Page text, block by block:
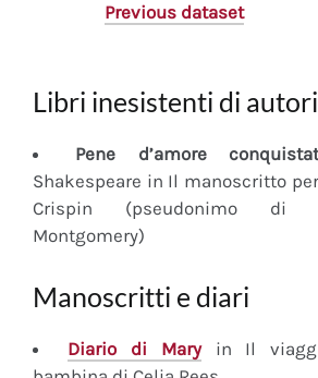
Previous dataset
Libri inesistenti di
Pene d’amore
Shakespeare in Il manoscritto
Crispin (pseudonimo di
Montgomery)
Manoscritti e diari
Diariodi Maryin Il